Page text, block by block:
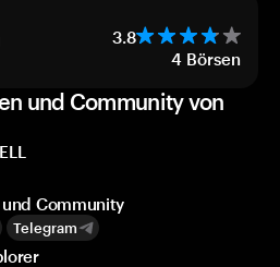
3.8
4 Börsen
und Community von
und Community
Telegram